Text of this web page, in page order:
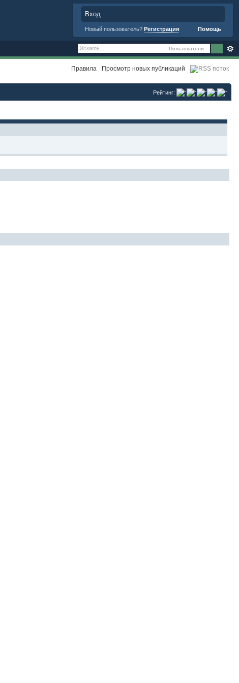
Вход
Новый пользователь? Регистрация Помощь
Пользователи
Правила Просмотр новых публикаций
Рейтинг: